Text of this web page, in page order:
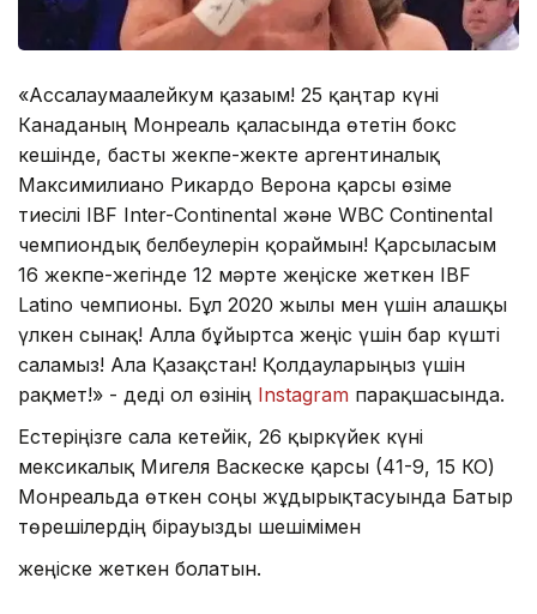
«Ассалаумағалейкум қазағым! 25 қаңтар күні
Канаданың Монреаль қаласында өтетін бокс
кешінде, басты жекпе-жекте аргентиналық
Максимилиано Рикардо Веронға қарсы өзіме
тиесілі IBF Inter-Continental және WBC Continental
чемпиондық белбеулерін қорғаймын! Қарсыласым
16 жекпе-жегінде 12 мәрте жеңіске жеткен IBF
Latino чемпионы. Бұл 2020 жылғы мен үшін алғашқы
үлкен сынақ! Алла бұйыртса жеңіс үшін бар күшті
саламыз! Алға Қазақстан! Қолдауларыңыз үшін
рақмет!» - деді ол өзінің Instagram парақшасында.
Естеріңізге сала кетейік, 26 қыркүйек күні
мексикалық Мигеля Васкеске қарсы (41-9, 15 КО)
Монреальда өткен соңғы жұдырықтасуында Батыр
төрешілердің бірауызды шешімімен
жеңіске жеткен болатын.